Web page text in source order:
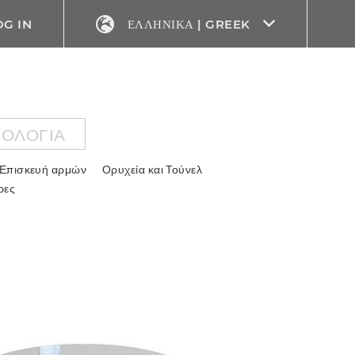
IN ΕΛΛΗΝΙΚΆ | GREEK
Επισκευή αρμών
Ορυχεία και Τούνελ